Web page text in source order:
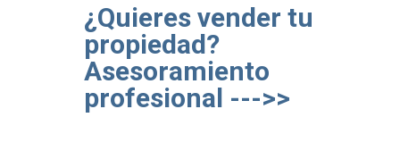
¿Quieres vender tu
propiedad?
Asesoramiento
profesional --->>